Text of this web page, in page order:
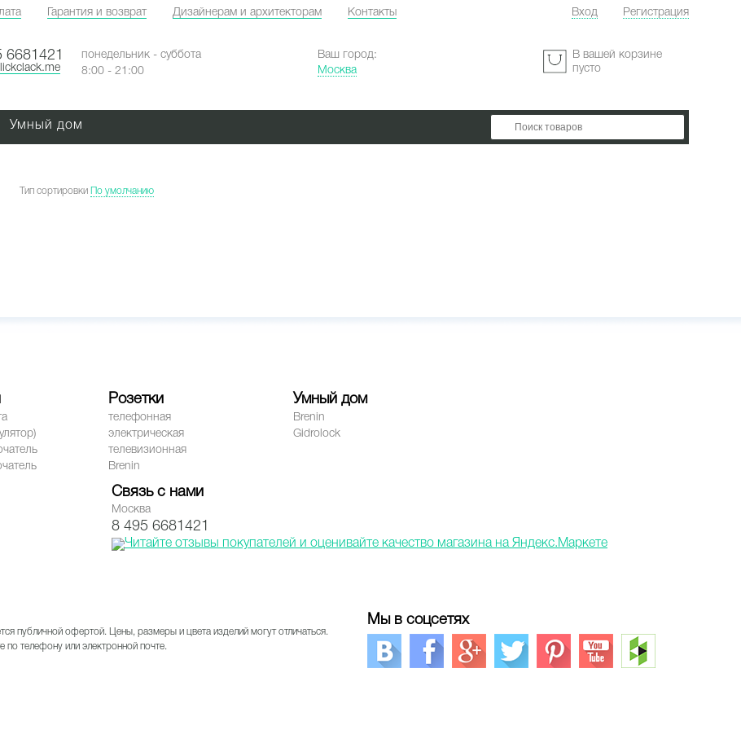
Гарантия и возврат Дизайнерам и архитекторам Контакты Вход Регистрация
Ваш город:
Москва
В вашей корзине
пусто
6681421
понедельник - суббота
8:00 - 21:00
Умный дом
Тип сортировки По умолчанию
Розетки
телефонная
электрическая
телевизионная
Brenin
Умный дом
Brenin
Gidrolock
Связь с нами
Москва
8 495 6681421
публичной офертой. Цены, размеры и цвета изделий могут отличаться.
по телефону или электронной почте.
Мы в соцсетях